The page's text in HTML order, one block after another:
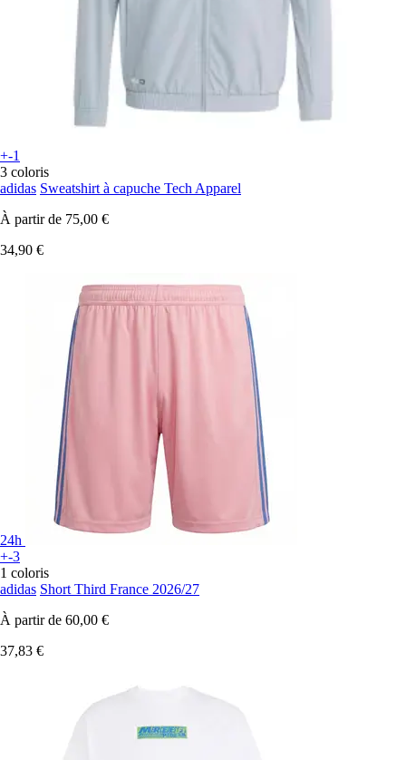
+-1
3 coloris
adidas Sweatshirt à capuche Tech Apparel
À partir de 75,00 €
34,90 €
24h
+-3
1 coloris
adidas Short Third France 2026/27
À partir de 60,00 €
37,83 €